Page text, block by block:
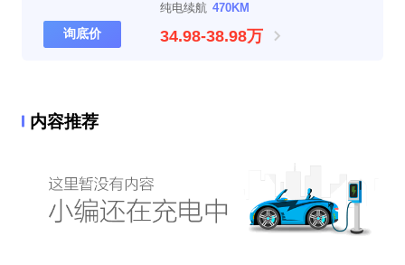
纯电续航 470KM
34.98-38.98万
询底价
内容推荐